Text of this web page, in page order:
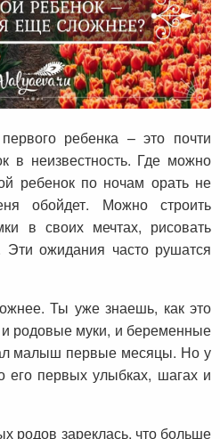
ребенка – это почти
в неизвестность. Где можно
ребенок по ночам орать не
обойдет. Можно строить
в своих мечтах, рисовать
Эти ожидания часто рушатся
Ты уже знаешь, как это
родовые муки, и беременные
малыш первые месяцы. Но у
его первых улыбках, шагах и
родов зареклась, что больше